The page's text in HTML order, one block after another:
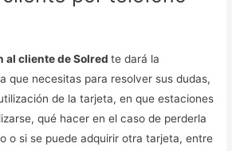
al cliente de Solredte dará la
que necesitas para resolver sus dudas,
de la tarjeta, en que estaciones
qué hacer en el caso de perderla
o si se puede adquirir otra tarjeta, entre